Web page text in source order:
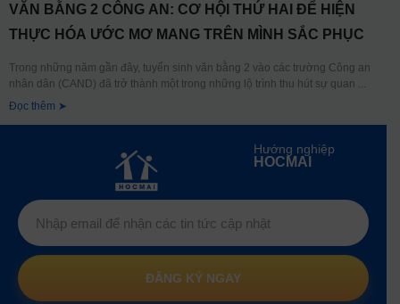
VĂN BẰNG 2 CÔNG AN: CƠ HỘI THỨ HAI ĐỂ HIỆN
THỰC HÓA ƯỚC MƠ MANG TRÊN MÌNH SẮC PHỤC
Trong những năm gần đây, tuyển sinh văn bằng 2 vào các trường Công an
nhân dân (CAND) đã trở thành một trong những lộ trình thu hút sự quan
Đọc thêm ➤
Hướng nghiệp
HOCMAI
ĐĂNG KÝ NGAY